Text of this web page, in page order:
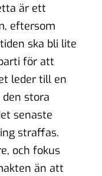
är ett
eftersom
ska bli lite
för att
leder till en
stora
senaste
straffas.
och fokus
än att